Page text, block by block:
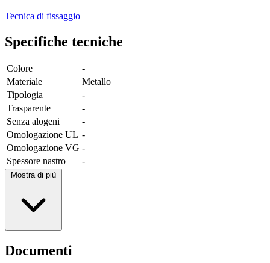
Tecnica di fissaggio
Specifiche tecniche
Colore
-
Materiale
Metallo
Tipologia
-
Trasparente
-
Senza alogeni
-
Omologazione UL -
Omologazione VG -
Spessore nastro
-
Mostra di più
Documenti